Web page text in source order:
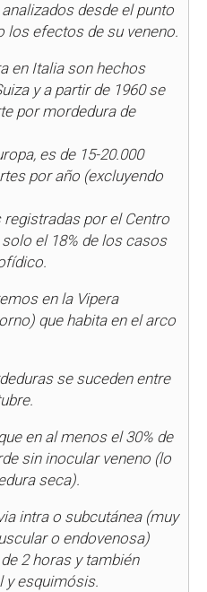
desde el punto
los efectos de su veneno.
en Italia son hechos
y a partir de 1960 se
por mordedura de
es de 15-20.000
por año (excluyendo
por el Centro
el 18% de los casos
en la Vipera
que habita en el arco
se suceden entre
en al menos el 30% de
sin inocular veneno (lo
seca).
intra o subcutánea (muy
o endovenosa)
2 horas y también
y esquimósis.